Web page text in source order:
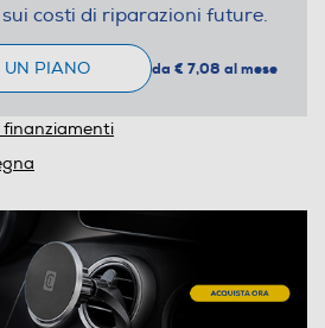
costi di riparazioni future.
UN PIANO da € 7,08 al mese